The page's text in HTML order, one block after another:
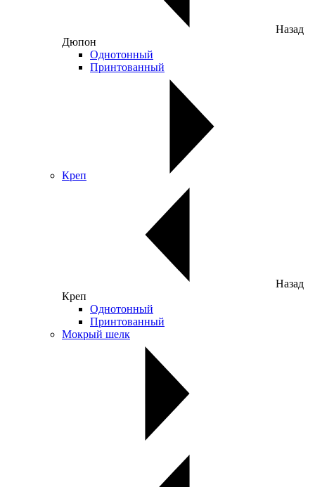
Назад
Дюпон
Однотонный
Принтованный
Креп
Назад
Креп
Однотонный
Принтованный
Мокрый шелк